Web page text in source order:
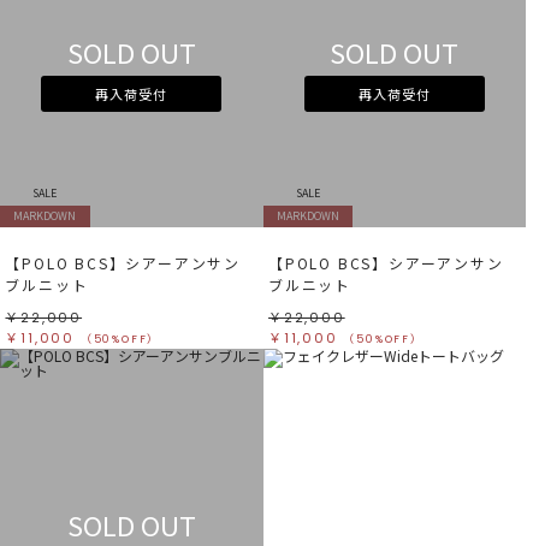
SOLD OUT
再入荷受付
SALE
MARKDOWN
【POLO BCS】シアーアンサン
ブルニット
￥22,000
￥11,000
（50%OFF）
SOLD OUT
再入荷受付
SALE
MARKDOWN
【POLO BCS】シアーアンサン
ブルニット
￥22,000
￥11,000
（50%OFF）
SOLD OUT